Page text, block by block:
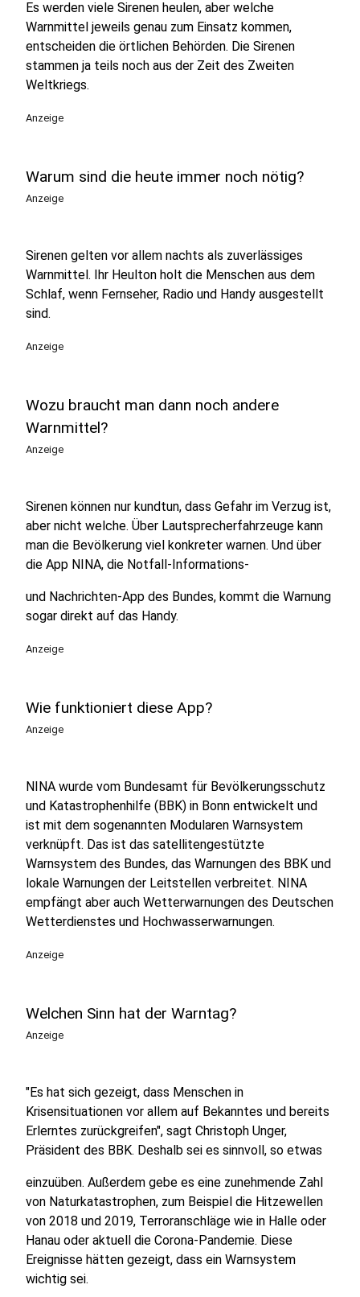
Es werden viele Sirenen heulen, aber welche
Warnmittel jeweils genau zum Einsatz kommen,
entscheiden die örtlichen Behörden. Die Sirenen
stammen ja teils noch aus der Zeit des Zweiten
Weltkriegs.
Anzeige
Warum sind die heute immer noch nötig?
Anzeige
Sirenen gelten vor allem nachts als zuverlässiges
Warnmittel. Ihr Heulton holt die Menschen aus dem
Schlaf, wenn Fernseher, Radio und Handy ausgestellt
sind.
Anzeige
Wozu braucht man dann noch andere
Warnmittel?
Anzeige
Sirenen können nur kundtun, dass Gefahr im Verzug ist,
aber nicht welche. Über Lautsprecherfahrzeuge kann
man die Bevölkerung viel konkreter warnen. Und über
die App NINA, die Notfall-Informations-
und Nachrichten-App des Bundes, kommt die Warnung
sogar direkt auf das Handy.
Anzeige
Wie funktioniert diese App?
Anzeige
NINA wurde vom Bundesamt für Bevölkerungsschutz
und Katastrophenhilfe (BBK) in Bonn entwickelt und
ist mit dem sogenannten Modularen Warnsystem
verknüpft. Das ist das satellitengestützte
Warnsystem des Bundes, das Warnungen des BBK und
lokale Warnungen der Leitstellen verbreitet. NINA
empfängt aber auch Wetterwarnungen des Deutschen
Wetterdienstes und Hochwasserwarnungen.
Anzeige
Welchen Sinn hat der Warntag?
Anzeige
"Es hat sich gezeigt, dass Menschen in
Krisensituationen vor allem auf Bekanntes und bereits
Erlerntes zurückgreifen", sagt Christoph Unger,
Präsident des BBK. Deshalb sei es sinnvoll, so etwas
einzuüben. Außerdem gebe es eine zunehmende Zahl
von Naturkatastrophen, zum Beispiel die Hitzewellen
von 2018 und 2019, Terroranschläge wie in Halle oder
Hanau oder aktuell die Corona-Pandemie. Diese
Ereignisse hätten gezeigt, dass ein Warnsystem
wichtig sei.